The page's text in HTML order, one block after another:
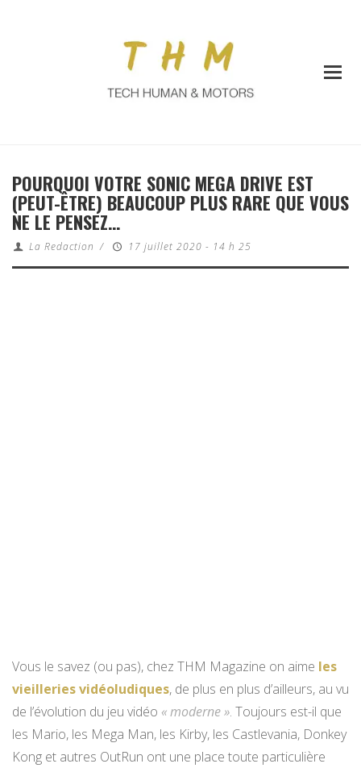
POURQUOI VOTRE SONIC MEGA DRIVE EST
(PEUT-ÊTRE) BEAUCOUP PLUS RARE QUE VOUS
NE LE PENSEZ…
La Redaction / 17 juillet 2020 - 14 h 25
Vous le savez (ou pas), chez THM Magazine on aime les
vieilleries vidéoludiques, de plus en plus d’ailleurs, au vu
de l’évolution du jeu vidéo « moderne ». Toujours est-il que
les Mario, les Mega Man, les Kirby, les Castlevania, Donkey
Kong et autres OutRun ont une place toute particulière